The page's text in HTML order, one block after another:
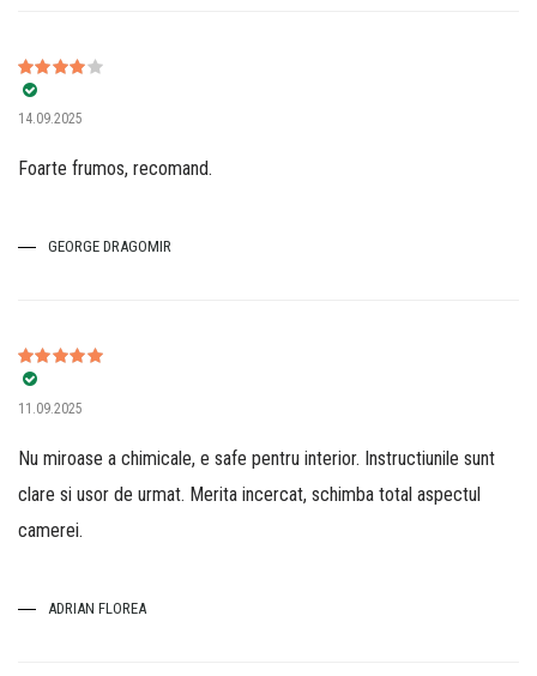
Evaluat la
4 din 5
14.09.2025
Foarte frumos, recomand.
GEORGE DRAGOMIR
Evaluat la
din 5
11.09.2025
Nu miroase a chimicale, e safe pentru interior. Instructiunile sunt
clare si usor de urmat. Merita incercat, schimba total aspectul
camerei.
ADRIAN FLOREA